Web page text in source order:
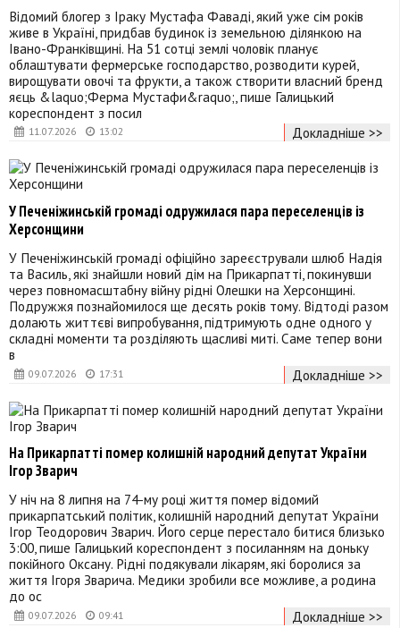
11.07.2026 13:02
Відомий блогер з Іраку Мустафа Фаваді, який уже сім років
живе в Україні, придбав будинок із земельною ділянкою на
Івано-Франківщині. На 51 сотці землі чоловік планує
облаштувати фермерське господарство, розводити курей,
вирощувати овочі та фрукти, а також створити власний бренд
яєць &laquo;Ферма Мустафи&raquo;, пише Галицький
кореспондент з посил
Докладніше >>
09.07.2026 17:31
У Печеніжинській громаді одружилася пара переселенців із
Херсонщини
У Печеніжинській громаді офіційно зареєстрували шлюб Надія
та Василь, які знайшли новий дім на Прикарпатті, покинувши
через повномасштабну війну рідні Олешки на Херсонщині.
Подружжя познайомилося ще десять років тому. Відтоді разом
долають життєві випробування, підтримують одне одного у
складні моменти та розділяють щасливі миті. Саме тепер вони
в
Докладніше >>
09.07.2026 09:41
На Прикарпатті помер колишній народний депутат України
Ігор Зварич
У ніч на 8 липня на 74-му році життя помер відомий
прикарпатський політик, колишній народний депутат України
Ігор Теодорович Зварич. Його серце перестало битися близько
3:00, пише Галицький кореспондент з посиланням на доньку
покійного Оксану. Рідні подякували лікарям, які боролися за
життя Ігоря Зварича. Медики зробили все можливе, а родина
до ос
Докладніше >>